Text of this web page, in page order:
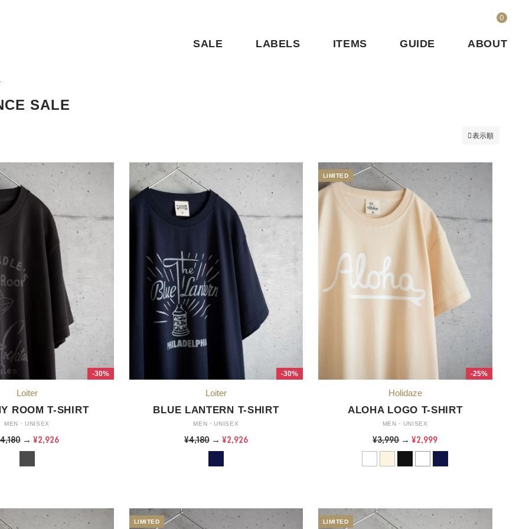
0
SALE LABELS ITEMS GUIDE ABOUT
SALE
表示順
-30%
ROOM T-SHIRT
MEN・UNISEX
→ ¥2,926
-30%
BLUE LANTERN T-SHIRT
MEN・UNISEX
¥4,180→ ¥2,926
-25%
ALOHA LOGO T-SHIRT
MEN・UNISEX
¥3,990→¥2,999